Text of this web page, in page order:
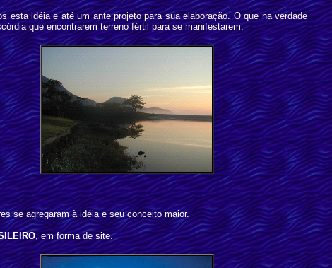
esta idéia e até um ante projeto para sua elaboração. O que na verdade
que encontrarem terreno fértil para se manifestarem.
se agregaram à idéia e seu conceito maior.
, em forma de site.